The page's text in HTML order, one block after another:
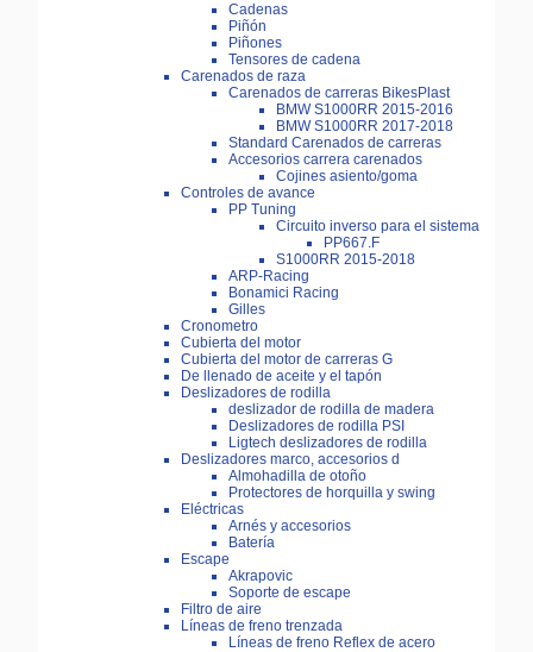
Cadenas
Piñón
Piñones
Tensores de cadena
Carenados de raza
Carenados de carreras BikesPlast
BMW S1000RR 2015-2016
BMW S1000RR 2017-2018
Standard Carenados de carreras
Accesorios carrera carenados
Cojines asiento/goma
Controles de avance
PP Tuning
Circuito inverso para el sistema
PP667.F
S1000RR 2015-2018
ARP-Racing
Bonamici Racing
Gilles
Cronometro
Cubierta del motor
Cubierta del motor de carreras G
De llenado de aceite y el tapón
Deslizadores de rodilla
deslizador de rodilla de madera
Deslizadores de rodilla PSI
Ligtech deslizadores de rodilla
Deslizadores marco, accesorios d
Almohadilla de otoño
Protectores de horquilla y swing
Eléctricas
Arnés y accesorios
Batería
Escape
Akrapovic
Soporte de escape
Filtro de aire
Líneas de freno trenzada
Líneas de freno Reflex de acero